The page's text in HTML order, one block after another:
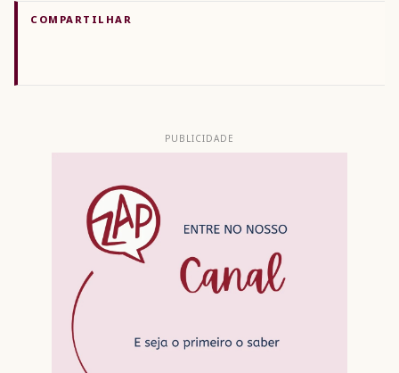
COMPARTILHAR
PUBLICIDADE